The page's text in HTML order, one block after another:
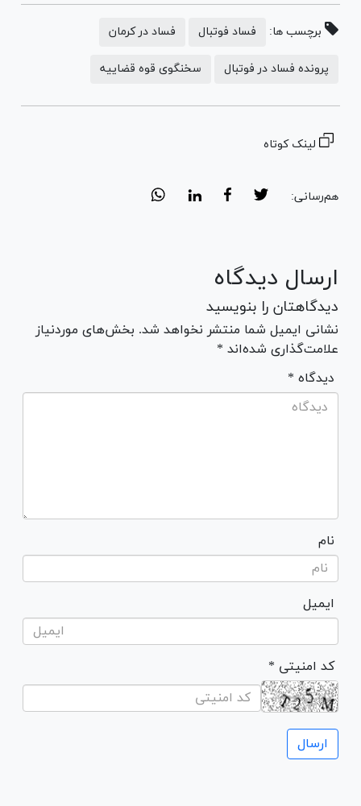
برچسب ها: فساد فوتبال فساد در کرمان
پرونده فساد در فوتبال سخنگوی قوه قضاییه
لینک کوتاه
هم‌رسانی:
ارسال دیدگاه
دیدگاهتان را بنویسید
نشانی ایمیل شما منتشر نخواهد شد. بخش‌های موردنیاز
علامت‌گذاری شده‌اند *
* دیدگاه
نام
ایمیل
* کد امنیتی